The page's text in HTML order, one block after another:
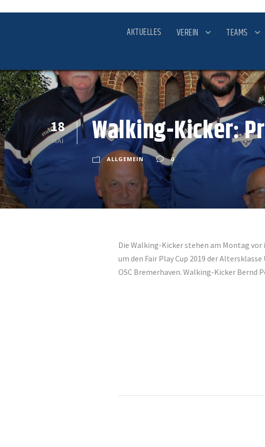
AKTUELLES VEREIN TEAMS
18
MAI Walking-Kicker:
ALLGEMEIN 0
Die Walking-Kicker stehen am Montag
um den Fair Play Cup 2019 der
OSC Bremerhaven. Walking-Kicker